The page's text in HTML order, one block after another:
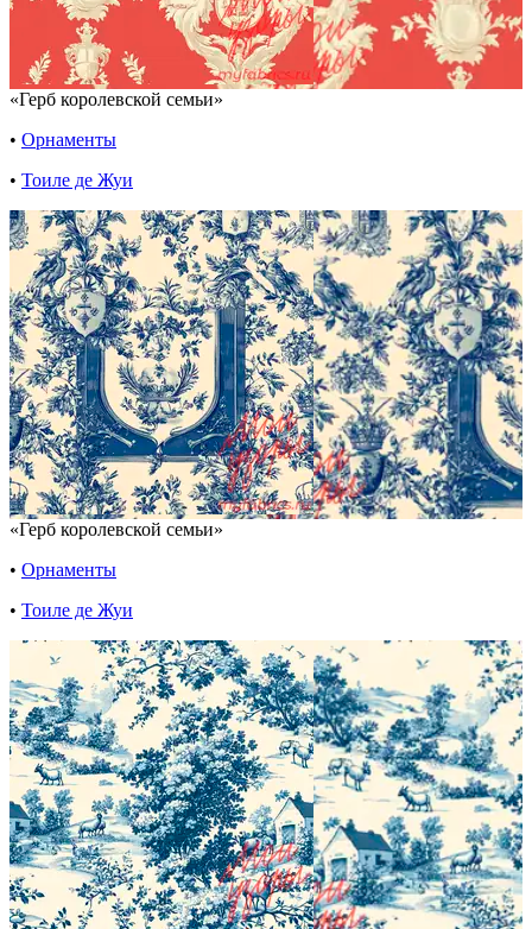
«Герб королевской семьи»
• Орнаменты
• Тоиле де Жуи
«Герб королевской семьи»
• Орнаменты
• Тоиле де Жуи